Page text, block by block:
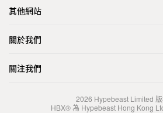
其他網站
關於我們
關注我們
2026 Hypebeast Limited
HBX® 為 Hypebeast Hong Kong